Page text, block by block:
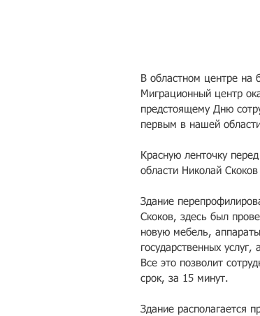
В областном центре на
Миграционный центр
предстоящему Дню
первым в нашей
Красную ленточку
области Николай
Здание
Скоков, здесь был
новую мебель,
государственных
Все это позволит
срок, за 15 минут.
Здание располагается